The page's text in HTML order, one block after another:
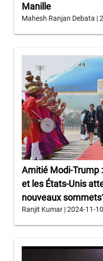
Manille
Mahesh Ranjan Debata |
Amitié Modi-Trump
et les États-Unis
nouveaux
Ranjit Kumar | 2024-11-10